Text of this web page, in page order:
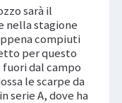
sarà il
nella stagione
compiuti
per questo
dal campo
le scarpe da
serie A, dove ha